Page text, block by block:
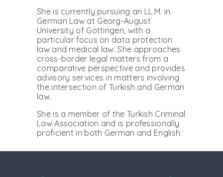
She is currently pursuing an LL.M. in
German Law at Georg-August
University of Göttingen, with a
particular focus on data protection
law and medical law. She approaches
cross-border legal matters from a
comparative perspective and provides
advisory services in matters involving
the intersection of Turkish and German
law.
She is a member of the Turkish Criminal
Law Association and is professionally
proficient in both German and English.